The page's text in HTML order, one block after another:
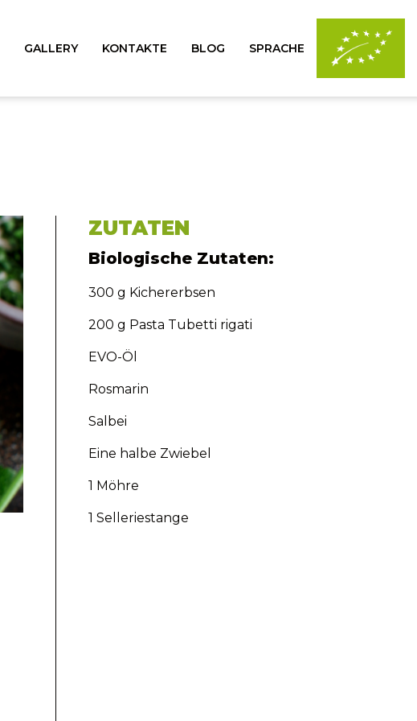
GALLERY KONTAKTE BLOG SPRACHE
ZUTATEN
Biologische Zutaten:
300 g Kichererbsen
200 g Pasta Tubetti rigati
EVO-Öl
Rosmarin
Salbei
Eine halbe Zwiebel
1 Möhre
1 Selleriestange